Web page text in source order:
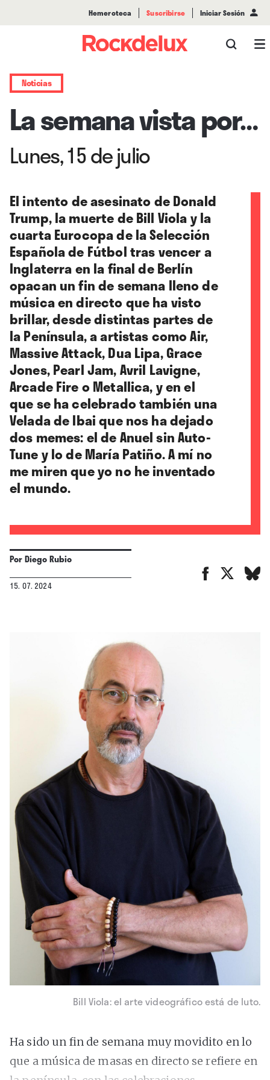
Hemeroteca Suscribirse Iniciar Sesión
Noticias
La semana vista por…
Lunes, 15 de julio
El intento de asesinato de Donald
Trump, la muerte de Bill Viola y la
cuarta Eurocopa de la Selección
Española de Fútbol tras vencer a
Inglaterra en la final de Berlín
opacan un fin de semana lleno de
música en directo que ha visto
brillar, desde distintas partes de
la Península, a artistas como Air,
Massive Attack, Dua Lipa, Grace
Jones, Pearl Jam, Avril Lavigne,
Arcade Fire o Metallica, y en el
que se ha celebrado también una
Velada de Ibai que nos ha dejado
dos memes: el de Anuel sin Auto-
Tune y lo de María Patiño. A mí no
me miren que yo no he inventado
el mundo.
PorDiego Rubio
15. 07. 2024
Bill Viola: el arte videográfico está de luto.
Ha sido un fin de semana muy movidito en lo
que a música de masas en directo se refiere en